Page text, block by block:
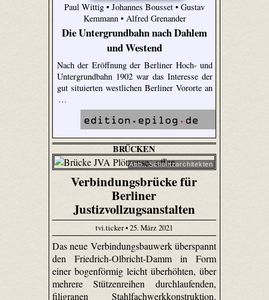
Paul Wittig • Johannes Bousset • Gustav
Kemmann • Alfred Grenander
Die Untergrundbahn nach Dahlem
und Westend
Nach der Eröffnung der Berliner Hoch- und
Untergrundbahn 1902 war das Interesse der
gut situierten westlichen Berliner Vororte an
…
BRÜCKEN
Abb.: Schulitzarchitekten
Verbindungsbrücke für
Berliner
Justizvollzugsanstalten
tvi.ticker • 25. März 2021
Das neue Verbindungsbauwerk überspannt
den Friedrich-Olbricht-Damm in Form
einer bogenförmig leicht überhöhten, über
mehrere Stützenreihen durchlaufenden,
filigranen Stahlfachwerkkonstruktion.